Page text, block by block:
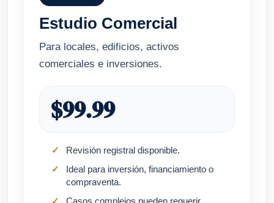
Estudio Comercial
Para locales, edificios, activos
comerciales e inversiones.
$99.99
Revisión registral disponible.
Ideal para inversión, financiamiento o
compraventa.
Casos complejos pueden requerir